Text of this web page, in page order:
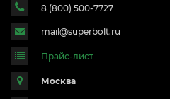
8 (800) 500-7727
mail@superbolt.ru
Прайс-лист
Москва